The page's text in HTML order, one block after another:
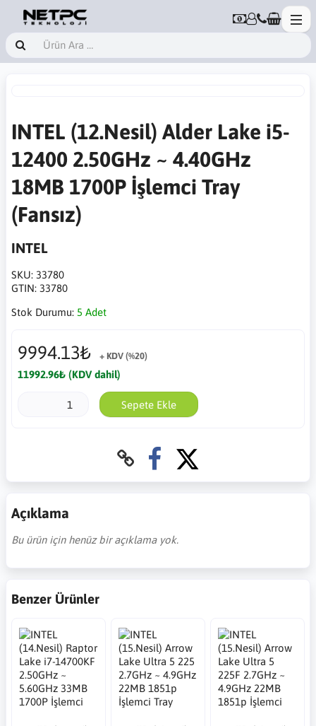
INTEL (12.Nesil) Alder Lake i5-
12400 2.50GHz ~ 4.40GHz
18MB 1700P İşlemci Tray
(Fansız)
INTEL
SKU: 33780
GTIN: 33780
Stok Durumu: 5 Adet
9994.13₺ + KDV (%20)
11992.96₺ (KDV dahil)
Sepete Ekle
Açıklama
Bu ürün için henüz bir açıklama yok.
Benzer Ürünler